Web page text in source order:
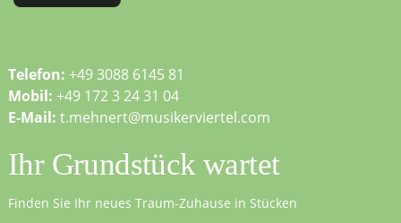
Telefon: +49 3088 6145 81
Mobil: +49 172 3 24 31 04
E-Mail: t.mehnert@musikerviertel.com
Ihr Grundstück wartet
Finden Sie Ihr neues Traum-Zuhause in Stücken